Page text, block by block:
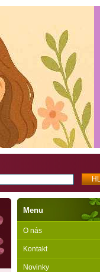
Menu
O nás
Kontakt
Novinky